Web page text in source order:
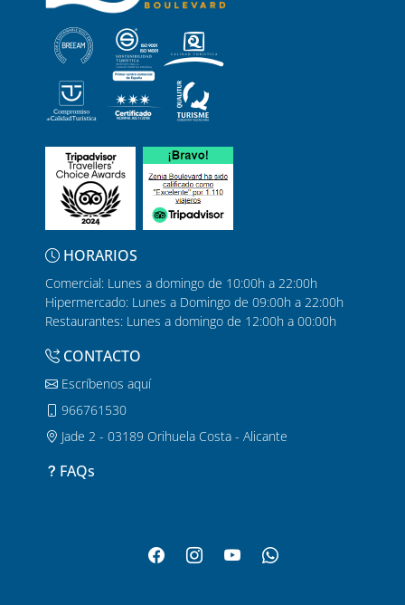
HORARIOS
Comercial: Lunes a domingo de 10:00h a 22:00h
Hipermercado: Lunes a Domingo de 09:00h a 22:00h
Restaurantes: Lunes a domingo de 12:00h a 00:00h
CONTACTO
Escríbenos aquí
966761530
Jade 2 - 03189 Orihuela Costa - Alicante
FAQs